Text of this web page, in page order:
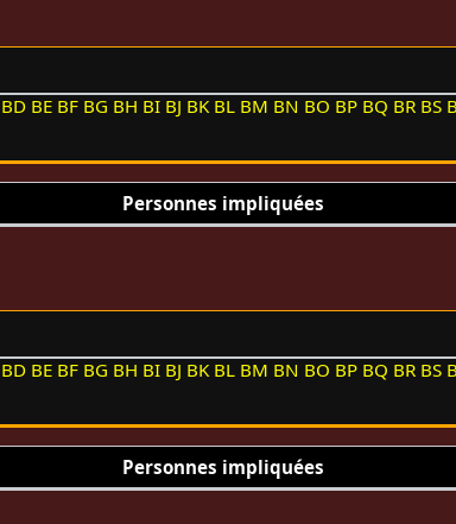
BD BE BF BG BH BI BJ BK BL BM BN BO BP BQ BR BS
Personnes impliquées
BD BE BF BG BH BI BJ BK BL BM BN BO BP BQ BR BS
Personnes impliquées